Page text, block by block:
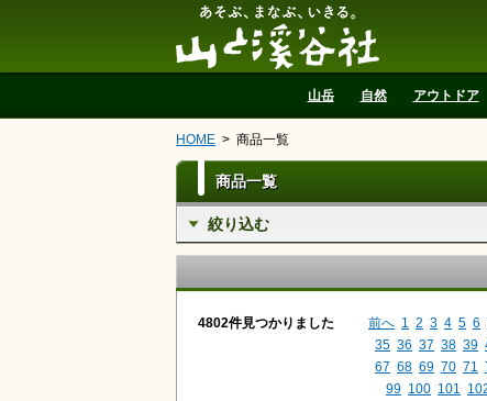
山岳 自然 アウトドア
HOME 商品一覧
商品一覧
絞り込む
4802件見つかりました 前へ 1 2 3 4 5 6
35 36 37 38 39
67 68 69 70 71
99 100 101